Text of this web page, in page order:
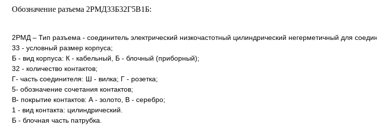
Обозначение разъема 2РМД33Б32Г5В1Б:
2РМД – Тип разъема - соединитель электрический низкочастотный цилиндрический негерметичный для
33 - условный размер корпуса;
Б - вид корпуса: К - кабельный, Б - блочный (приборный);
32 - количество контактов;
Г- часть соединителя: Ш - вилка; Г - розетка;
5- обозначение сочетания контактов;
В- покрытие контактов: А - золото, В - серебро;
1 - вид контакта: цилиндрический.
Б - блочная часть патрубка.